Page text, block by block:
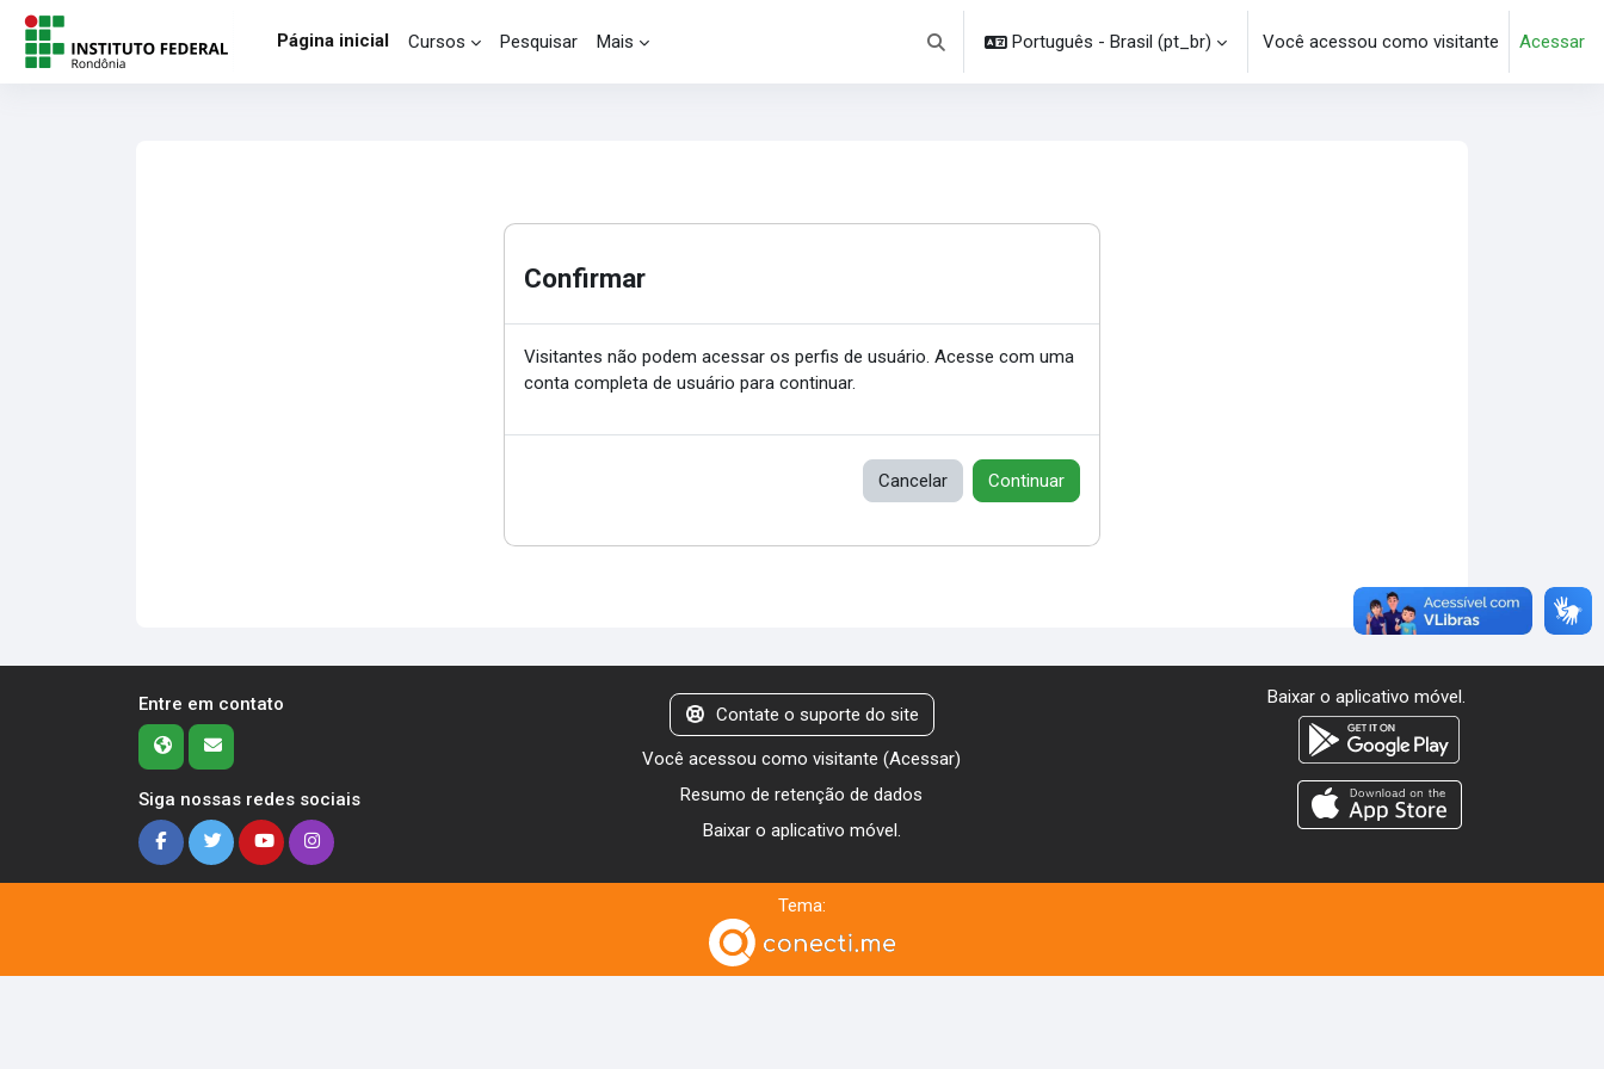
Ir para o conteúdo principal
Página inicial
Cursos Pesquisar Mais
Alternar entrada de pesquisa
Português - Brasil ‎(pt_br)‎ Você acessou como visitante Acessar
Confirmar
Visitantes não podem acessar os perfis de usuário. Acesse com uma
conta completa de usuário para continuar.
Cancelar Continuar
Entre em contato
Siga nossas redes sociais
Contate o suporte do site
Você acessou como visitante (Acessar)
Resumo de retenção de dados
Baixar o aplicativo móvel.
Baixar o aplicativo móvel.
Tema: